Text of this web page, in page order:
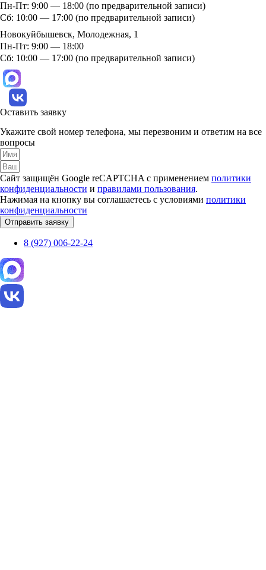
Пн-Пт: 9:00 — 18:00 (по предварительной записи)
Сб: 10:00 — 17:00 (по предварительной записи)
Новокуйбышевск, Молодежная, 1
Пн-Пт: 9:00 — 18:00
Сб: 10:00 — 17:00 (по предварительной записи)
Оставить заявку
Укажите свой номер телефона, мы перезвоним и ответим на все
вопросы
Сайт защищён Google reCAPTCHA с применением политики
конфиденциальности и правилами пользования.
Нажимая на кнопку вы соглашаетесь с условиями политики
конфиденциальности
Отправить заявку
8 (927) 006-22-24